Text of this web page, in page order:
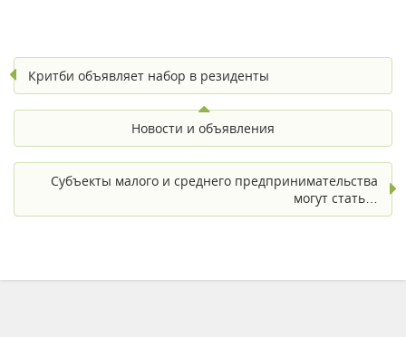
Критби объявляет набор в резиденты
Новости и объявления
Субъекты малого и среднего предпринимательства
могут стать…